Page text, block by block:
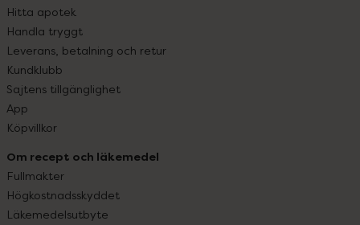
Hitta apotek
Handla tryggt
Leverans, betalning och retur
Kundklubb
Sajtens tillgänglighet
App
Köpvillkor
Om recept och läkemedel
Fullmakter
Högkostnadsskyddet
Läkemedelsutbyte